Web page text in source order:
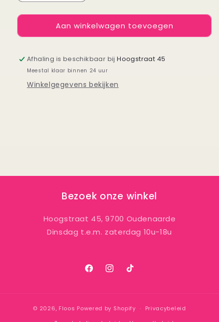
verlagen
voor
Armbandje
Oma
verhogen
voor
Armbandje
Oma
Aan winkelwagen toevoegen
Afhaling is beschikbaar bijHoogstraat 45
Meestal klaar binnen 24 uur
Winkelgegevens bekijken
Bezoek onze winkel
Hoogstraat 45, 9700 Oudenaarde
Dinsdag t.e.m. zaterdag 10u-18u
FacebookInstagram
TikTok
© 2026, Floos Powered by Shopify
Privacybeleid